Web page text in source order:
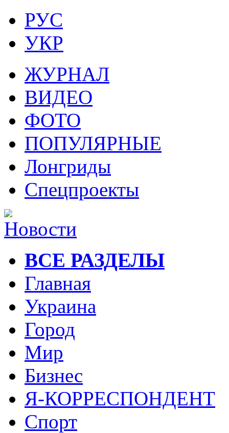
РУС
УКР
ЖУРНАЛ
ВИДЕО
ФОТО
ПОПУЛЯРНЫЕ
Лонгриды
Спецпроекты
ВСЕ РАЗДЕЛЫ
Главная
Украина
Город
Мир
Бизнес
Я-КОРРЕСПОНДЕНТ
Спорт